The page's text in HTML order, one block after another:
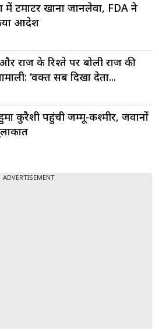
में टमाटर खाना जानलेवा, FDA ने
आदेश
राज के रिश्ते पर बोली राज की
‘वक्त सब दिखा देता...
कुरैशी पहुंची जम्मू-कश्मीर, जवानों
ADVERTISEMENT